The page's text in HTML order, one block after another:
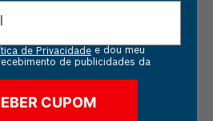
no pré-lançamento das
seu trabalho com a Chave
da Bosch, projetada para
como eletricistas,
manutenção. Esta chave catraca
de carregar várias ferramentas
integrado, você tem
à mão, facilitando a
de Privacidade e dou meu
de publicidades da
CUPOM